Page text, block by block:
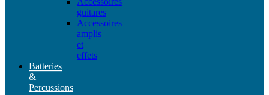
guitares
Accessoires
amplis
et
effets
Batteries
&
Percussions